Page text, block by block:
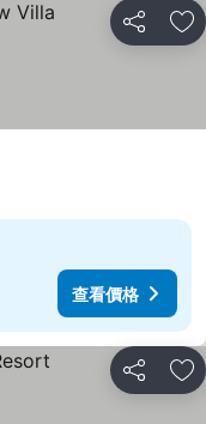
分享 加
查看價格
分享 加